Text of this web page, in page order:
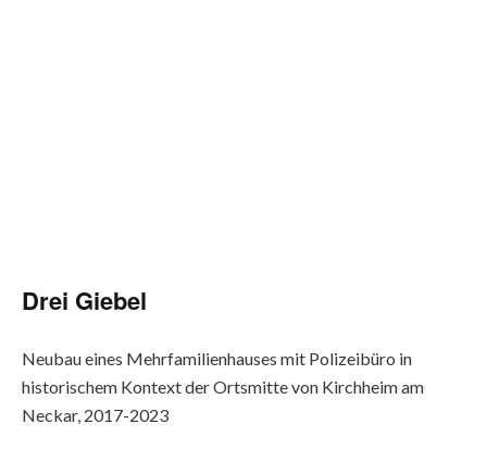
Drei Giebel
Neubau eines Mehrfamilienhauses mit Polizeibüro in
historischem Kontext der Ortsmitte von Kirchheim am
Neckar, 2017-2023